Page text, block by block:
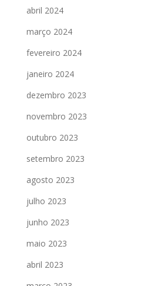
abril 2024
março 2024
fevereiro 2024
janeiro 2024
dezembro 2023
novembro 2023
outubro 2023
setembro 2023
agosto 2023
julho 2023
junho 2023
maio 2023
abril 2023